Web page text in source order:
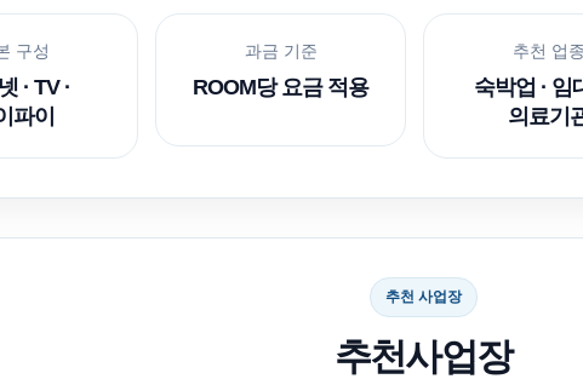
구성
· TV ·
파이
과금 기준
ROOM당 요금 적용
추천 업종
숙박업 · 임
의료기
추천 사업장
추천사업장